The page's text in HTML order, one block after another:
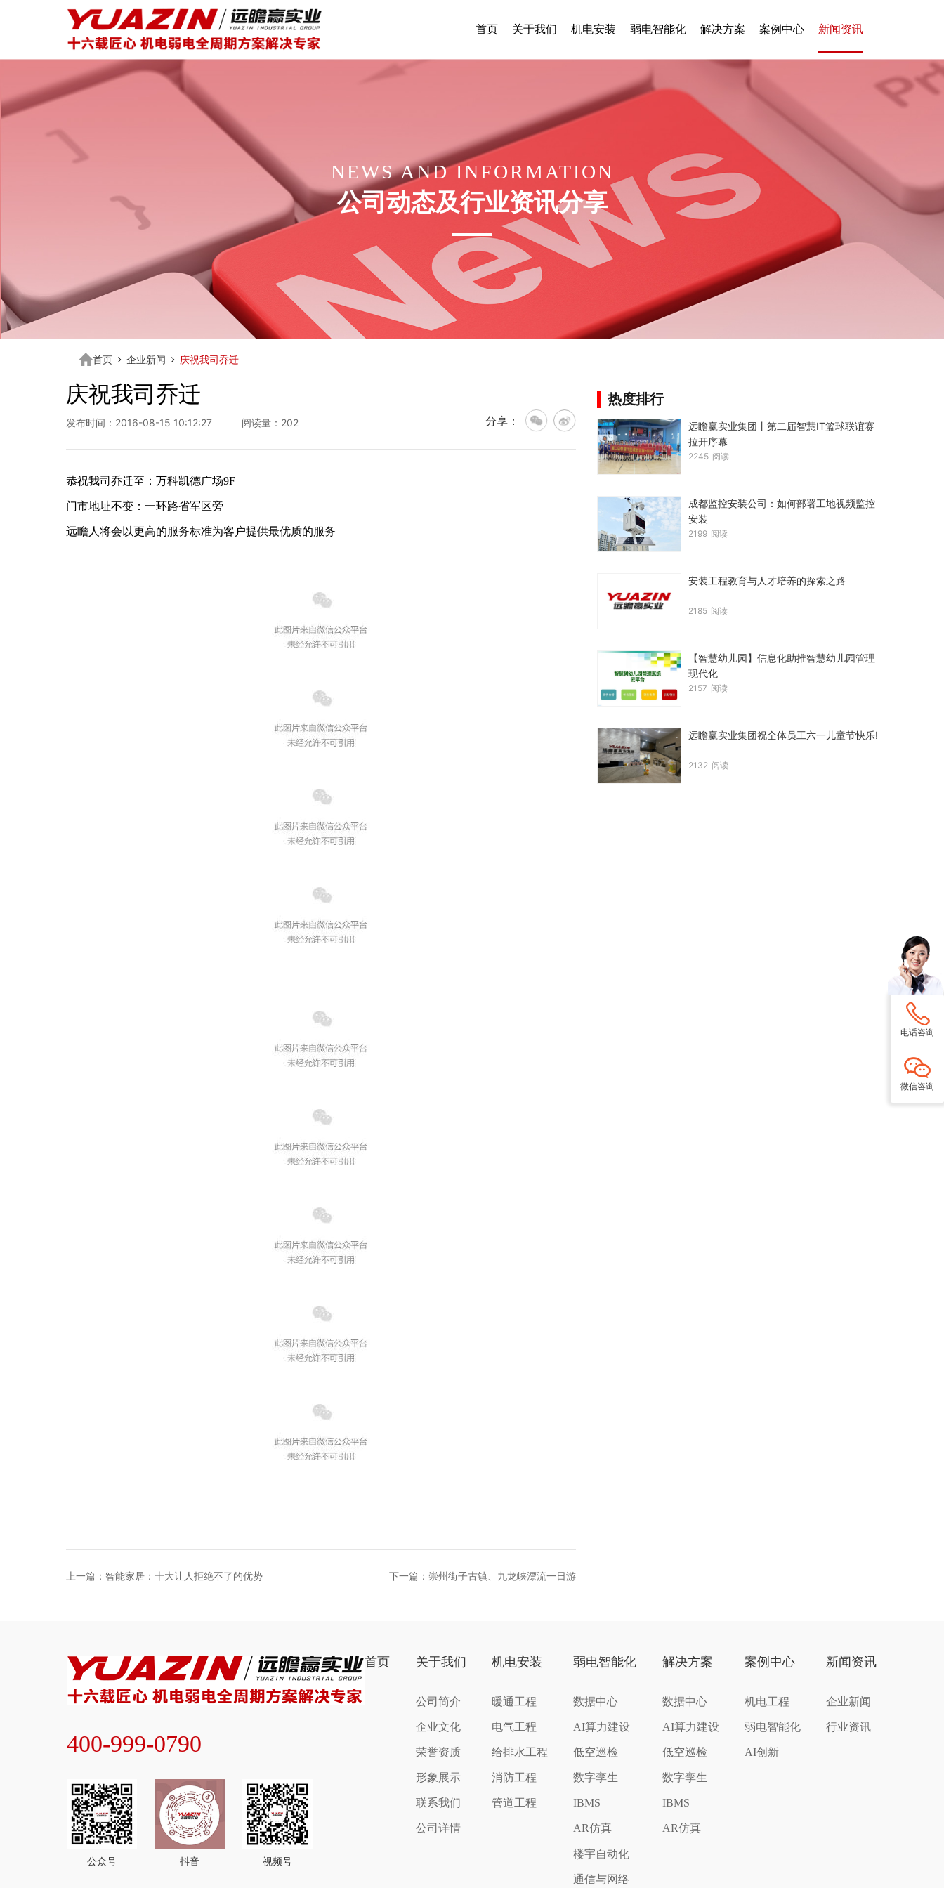
首页 关于我们 机电安装 弱电智能化 解决方案 案例中心 新闻资讯
NEWS AND INFORMATION
公司动态及行业资讯分享
首页 企业新闻 庆祝我司乔迁
庆祝我司乔迁
发布时间：2016-08-15 10:12:27 阅读量：202 分享：
恭祝我司乔迁至：万科凯德广场9F
门市地址不变：一环路省军区旁
远瞻人将会以更高的服务标准为客户提供最优质的服务
上一篇：智能家居：十大让人拒绝不了的优势 下一篇：崇州街子古镇、九龙峡漂流一日游
热度排行
远瞻赢实业集团丨第二届智慧IT篮球联谊赛
拉开序幕
2245 阅读
成都监控安装公司：如何部署工地视频监控
安装
2199 阅读
安装工程教育与人才培养的探索之路
2185 阅读
【智慧幼儿园】信息化助推智慧幼儿园管理
现代化
2157 阅读
远瞻赢实业集团祝全体员工六一儿童节快乐!
2132 阅读
400-999-0790
公众号 抖音 视频号
首页 关于我们
公司简介
企业文化
荣誉资质
形象展示
联系我们
公司详情
机电安装
暖通工程
电气工程
给排水工程
消防工程
管道工程
弱电智能化
数据中心
AI算力建设
低空巡检
数字孪生
IBMS
AR仿真
楼宇自动化
通信与网络
解决方案
数据中心
AI算力建设
低空巡检
数字孪生
IBMS
AR仿真
案例中心
机电工程
弱电智能化
AI创新
新闻资讯
企业新闻
行业资讯
电话咨询
微信咨询